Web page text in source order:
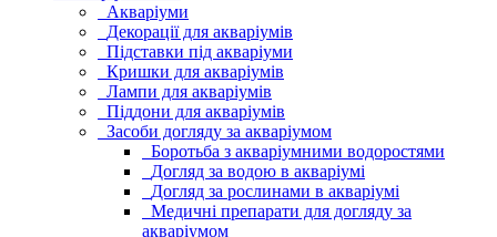
Акваріуми
Декорації для акваріумів
Підставки під акваріуми
Кришки для акваріумів
Лампи для акваріумів
Піддони для акваріумів
Засоби догляду за акваріумом
Боротьба з акваріумними водоростями
Догляд за водою в акваріумі
Догляд за рослинами в акваріумі
Медичні препарати для догляду за
акваріумом